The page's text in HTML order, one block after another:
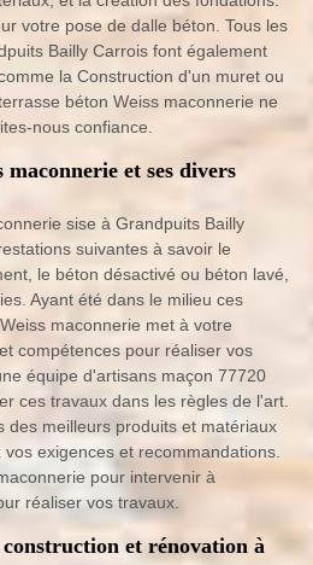
votre pose de dalle béton. Tous les
Bailly Carrois font également
la Construction d'un muret ou
béton Weiss maconnerie ne
nous confiance.
et ses divers
sise à Grandpuits Bailly
suivantes à savoir le
le béton désactivé ou béton lavé,
Ayant été dans le milieu ces
maconnerie met à votre
compétences pour réaliser vos
équipe d'artisans maçon 77720
ces travaux dans les règles de l'art.
des meilleurs produits et matériaux
exigences et recommandations.
pour intervenir à
réaliser vos travaux.
et rénovation à